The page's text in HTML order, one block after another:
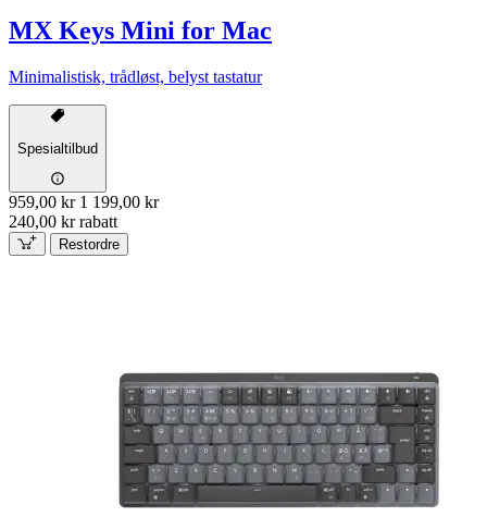
MX Keys Mini for Mac
Minimalistisk, trådløst, belyst tastatur
Spesialtilbud
959,00 kr 1 199,00 kr
240,00 kr rabatt
Restordre